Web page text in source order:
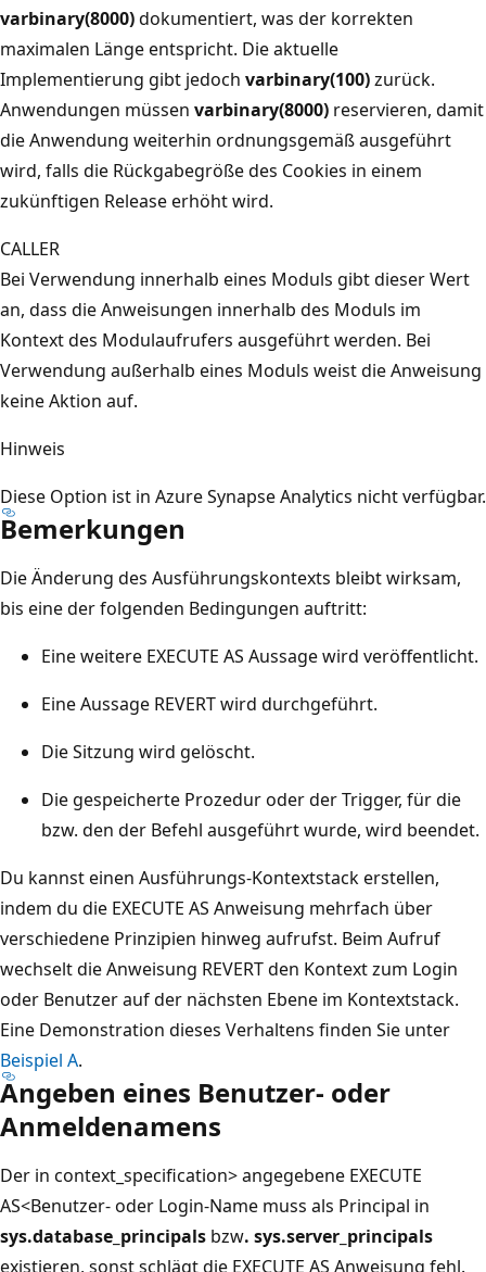
varbinary(8000)dokumentiert, was der korrekten
maximalen Länge entspricht. Die aktuelle
Implementierung gibt jedoch varbinary(100)zurück.
Anwendungen müssen varbinary(8000) reservieren, damit
die Anwendung weiterhin ordnungsgemäß ausgeführt
wird, falls die Rückgabegröße des Cookies in einem
zukünftigen Release erhöht wird.
CALLER
Bei Verwendung innerhalb eines Moduls gibt dieser Wert
an, dass die Anweisungen innerhalb des Moduls im
Kontext des Modulaufrufers ausgeführt werden. Bei
Verwendung außerhalb eines Moduls weist die Anweisung
keine Aktion auf.
Hinweis
Diese Option ist in Azure Synapse Analytics nicht verfügbar.
Bemerkungen
Die Änderung des Ausführungskontexts bleibt wirksam,
bis eine der folgenden Bedingungen auftritt:
Eine weitere EXECUTE AS Aussage wird veröffentlicht.
Eine Aussage REVERT wird durchgeführt.
Die Sitzung wird gelöscht.
Die gespeicherte Prozedur oder der Trigger, für die
bzw. den der Befehl ausgeführt wurde, wird beendet.
Du kannst einen Ausführungs-Kontextstack erstellen,
indem du die EXECUTE AS Anweisung mehrfach über
verschiedene Prinzipien hinweg aufrufst. Beim Aufruf
wechselt die Anweisung REVERT den Kontext zum Login
oder Benutzer auf der nächsten Ebene im Kontextstack.
Eine Demonstration dieses Verhaltens finden Sie unter
Beispiel A.
Angeben eines Benutzer- oder
Anmeldenamens
Der in context_specification> angegebene EXECUTE
AS<Benutzer- oder Login-Name muss als Principal in
sys.database_principals bzw. sys.server_principals
existieren, sonst schlägt die EXECUTE AS Anweisung fehl.